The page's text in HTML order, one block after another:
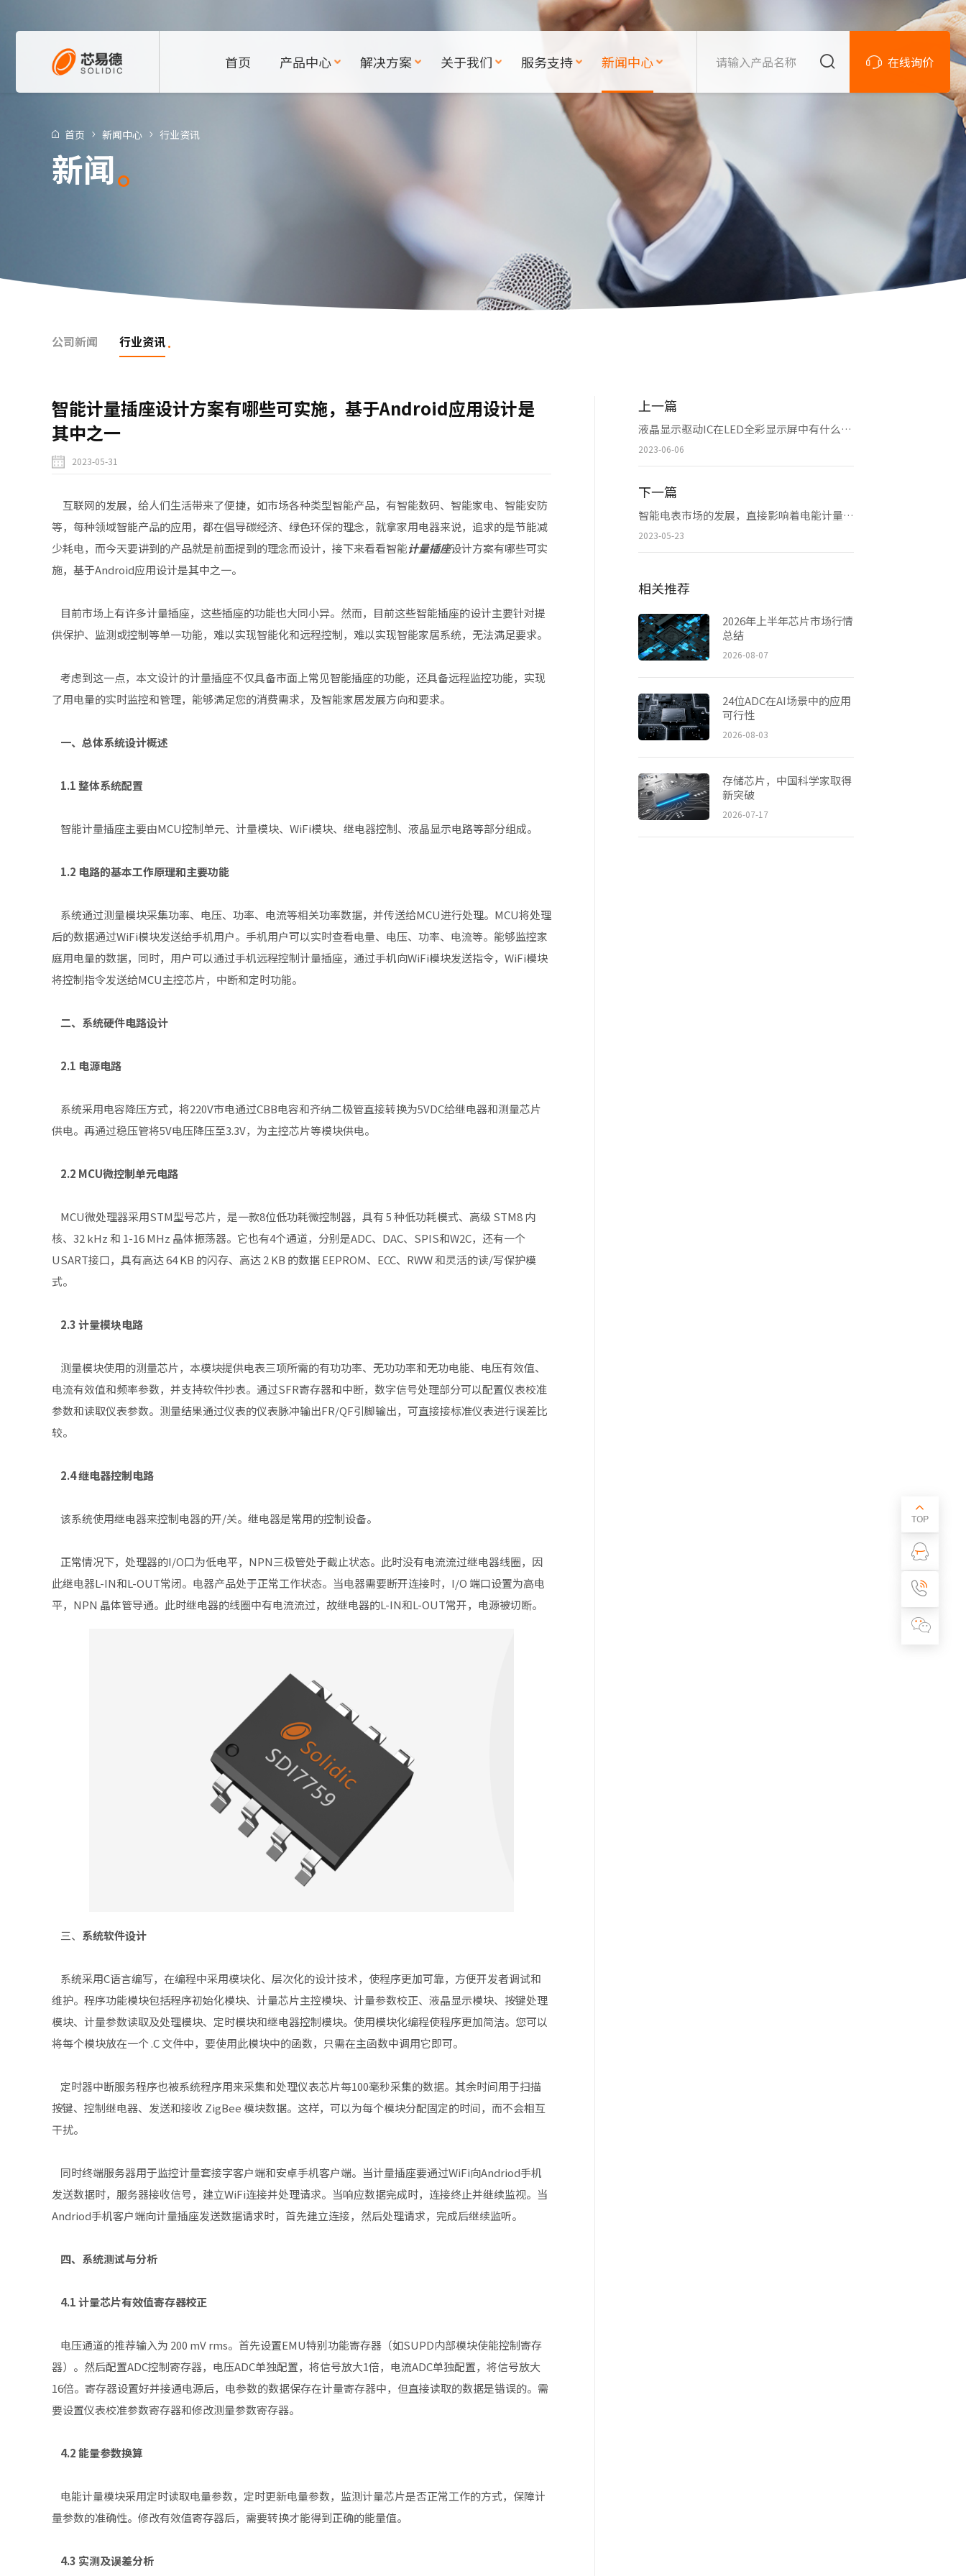
在线询价
首页 产品中心 解决方案 关于我们 服务支持 新闻中心
首页 新闻中心 行业资讯
新闻
公司新闻 行业资讯
智能计量插座设计方案有哪些可实施，基于Android应用设计是
其中之一
2023-05-31
互联网的发展，给人们生活带来了便捷，如市场各种类型智能产品，有智能数码、智能家电、智能安防
等，每种领域智能产品的应用，都在倡导碳经济、绿色环保的理念，就拿家用电器来说，追求的是节能减
少耗电，而今天要讲到的产品就是前面提到的理念而设计，接下来看看智能计量插座设计方案有哪些可实
施，基于Android应用设计是其中之一。
目前市场上有许多计量插座，这些插座的功能也大同小异。然而，目前这些智能插座的设计主要针对提
供保护、监测或控制等单一功能，难以实现智能化和远程控制，难以实现智能家居系统，无法满足要求。
考虑到这一点，本文设计的计量插座不仅具备市面上常见智能插座的功能，还具备远程监控功能，实现
了用电量的实时监控和管理，能够满足您的消费需求，及智能家居发展方向和要求。
一、总体系统设计概述
1.1 整体系统配置
智能计量插座主要由MCU控制单元、计量模块、WiFi模块、继电器控制、液晶显示电路等部分组成。
1.2 电路的基本工作原理和主要功能
系统通过测量模块采集功率、电压、功率、电流等相关功率数据，并传送给MCU进行处理。MCU将处理
后的数据通过WiFi模块发送给手机用户。手机用户可以实时查看电量、电压、功率、电流等。能够监控家
庭用电量的数据，同时，用户可以通过手机远程控制计量插座，通过手机向WiFi模块发送指令，WiFi模块
将控制指令发送给MCU主控芯片，中断和定时功能。
二、系统硬件电路设计
2.1 电源电路
系统采用电容降压方式，将220V市电通过CBB电容和齐纳二极管直接转换为5VDC给继电器和测量芯片
供电。再通过稳压管将5V电压降压至3.3V，为主控芯片等模块供电。
2.2 MCU微控制单元电路
MCU微处理器采用STM型号芯片，是一款8位低功耗微控制器，具有 5 种低功耗模式、高级 STM8 内
核、32 kHz 和 1-16 MHz 晶体振荡器。它也有4个通道，分别是ADC、DAC、SPIS和W2C，还有一个
USART接口，具有高达 64 KB 的闪存、高达 2 KB 的数据 EEPROM、ECC、RWW 和灵活的读/写保护模
式。
2.3 计量模块电路
测量模块使用的测量芯片，本模块提供电表三项所需的有功功率、无功功率和无功电能、电压有效值、
电流有效值和频率参数，并支持软件抄表。通过SFR寄存器和中断，数字信号处理部分可以配置仪表校准
参数和读取仪表参数。测量结果通过仪表的仪表脉冲输出FR/QF引脚输出，可直接接标准仪表进行误差比
较。
2.4 继电器控制电路
该系统使用继电器来控制电器的开/关。继电器是常用的控制设备。
正常情况下，处理器的I/O口为低电平，NPN三极管处于截止状态。此时没有电流流过继电器线圈，因
此继电器L-IN和L-OUT常闭。电器产品处于正常工作状态。当电器需要断开连接时，I/O 端口设置为高电
平，NPN 晶体管导通。此时继电器的线圈中有电流流过，故继电器的L-IN和L-OUT常开，电源被切断。
三、 系统软件设计
系统采用C语言编写，在编程中采用模块化、层次化的设计技术，使程序更加可靠，方便开发者调试和
维护。程序功能模块包括程序初始化模块、计量芯片主控模块、计量参数校正、液晶显示模块、按键处理
模块、计量参数读取及处理模块、定时模块和继电器控制模块。使用模块化编程使程序更加简洁。您可以
将每个模块放在一个 .C 文件中，要使用此模块中的函数，只需在主函数中调用它即可。
定时器中断服务程序也被系统程序用来采集和处理仪表芯片每100毫秒采集的数据。其余时间用于扫描
按键、控制继电器、发送和接收 ZigBee 模块数据。这样，可以为每个模块分配固定的时间，而不会相互
干扰。
同时终端服务器用于监控计量套接字客户端和安卓手机客户端。当计量插座要通过WiFi向Andriod手机
发送数据时，服务器接收信号，建立WiFi连接并处理请求。当响应数据完成时，连接终止并继续监视。当
Andriod手机客户端向计量插座发送数据请求时，首先建立连接，然后处理请求，完成后继续监听。
四、系统测试与分析
4.1 计量芯片有效值寄存器校正
电压通道的推荐输入为 200 mV rms。首先设置EMU特别功能寄存器（如SUPD内部模块使能控制寄存
器）。然后配置ADC控制寄存器，电压ADC单独配置，将信号放大1倍，电流ADC单独配置，将信号放大
16倍。寄存器设置好并接通电源后，电参数的数据保存在计量寄存器中，但直接读取的数据是错误的。需
要设置仪表校准参数寄存器和修改测量参数寄存器。
4.2 能量参数换算
电能计量模块采用定时读取电量参数，定时更新电量参数，监测计量芯片是否正常工作的方式，保障计
量参数的准确性。修改有效值寄存器后，需要转换才能得到正确的能量值。
4.3 实测及误差分析
上一篇
液晶显示驱动IC在LED全彩显示屏中有什么作用和功能
2023-06-06
下一篇
智能电表市场的发展，直接影响着电能计量芯片在市场规模
2023-05-23
相关推荐
2026年上半年芯片市场行情
总结
2026-08-07
24位ADC在AI场景中的应用
可行性
2026-08-03
存储芯片，中国科学家取得
新突破
2026-07-17